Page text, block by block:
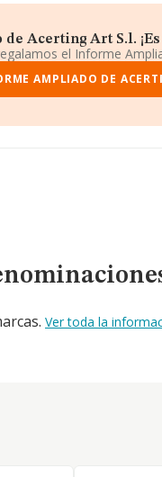
Acerting Art S.l.
el Informe
AMPLIADO DE
Ver toda la